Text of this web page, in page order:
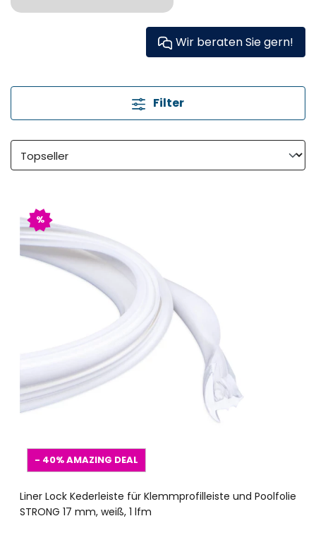
Wir beraten Sie gern!
Filter
%
- 40%AMAZING DEAL
Liner Lock Kederleiste für Klemmprofilleiste und Poolfolie
STRONG 17 mm, weiß, 1 lfm